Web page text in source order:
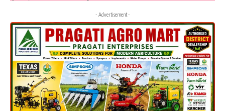
- Advertisement -